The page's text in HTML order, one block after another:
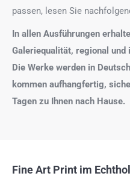
passen, lesen Sie
In allen Ausführungen
Galeriequalität, regional
Die Werke werden in
kommen aufhangfertig,
Tagen zu Ihnen nach Hause.
Fine Art Print im